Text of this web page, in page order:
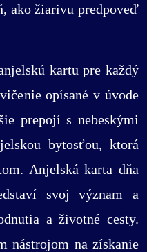
ako žiarivu predpoveď
kartu pre každý
opísané v úvode
prepojí s nebeskými
bytosťou, ktorá
Anjelská karta dňa
svoj význam a
a životné cesty.
nástrojom na získanie